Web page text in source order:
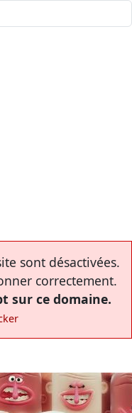
sont désactivées.
correctement.
sur ce domaine.